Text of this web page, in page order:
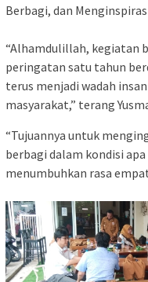
Berbagi, dan
‎“Alhamdulillah, kegiatan
peringatan satu tahun
terus menjadi wadah
masyarakat,” terang
“Tujuannya untuk
berbagi dalam kondisi
menumbuhkan rasa